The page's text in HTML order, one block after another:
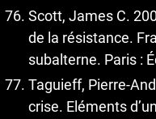
Scott, James C.
de la résistance.
subalterne. Paris :
Taguieff, Pierre-
crise. Eléments